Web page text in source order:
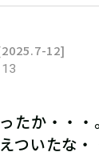
12]
たか・・
ついたな・